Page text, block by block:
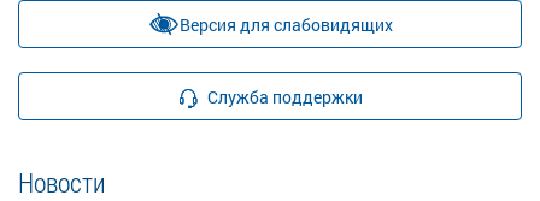
Версия для слабовидящих
Служба поддержки
Новости